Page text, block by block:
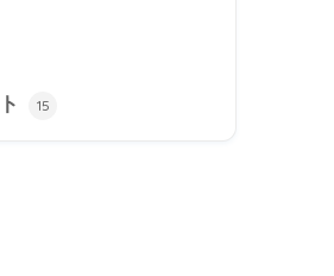
15